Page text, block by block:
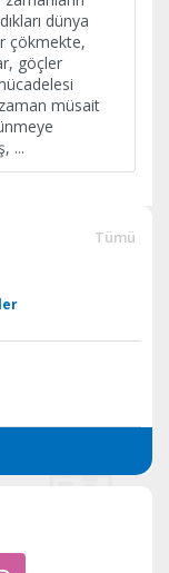
dünya
çökmekte,
göçler
müsait
...
Tümü